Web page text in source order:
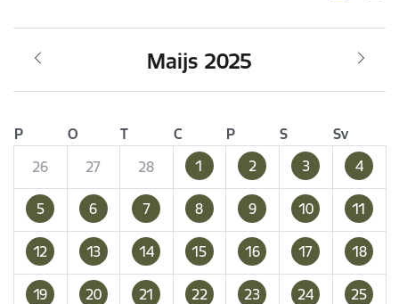
Maijs 2025
P O T C P S
Sv
26
27 28 1 2 3 4
5 6 7 8 9 10 11
12 13 14 15 16 17 18
19 20 21 22 23 24 25